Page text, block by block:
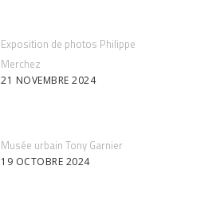
Exposition de photos Philippe
Merchez
21 NOVEMBRE 2024
Musée urbain Tony Garnier
19 OCTOBRE 2024